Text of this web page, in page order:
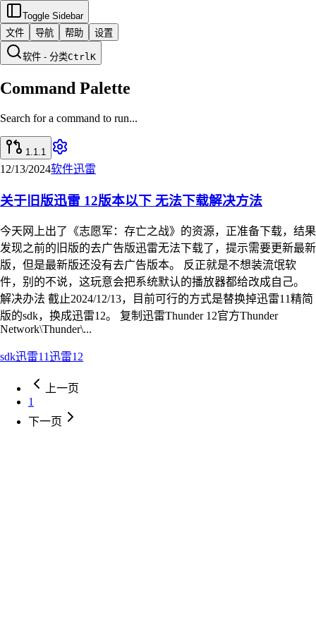
Toggle Sidebar
文件
导航 帮助 设置
软件 - 分类CtrlK
Command Palette
Search for a command to run...
1.1.1
12/13/2024软件迅雷
关于旧版迅雷 12版本以下 无法下载解决方法
今天网上出了《志愿军：存亡之战》的资源，正准备下载，结果
发现之前的旧版的去广告版迅雷无法下载了，提示需要更新最新
版，但是最新版还没有去广告版本。 反正就是不想装流氓软
件，别的不说，这玩意会把系统默认的播放器都给改成自己。
解决办法 截止2024/12/13，目前可行的方式是替换掉迅雷11精简
版的sdk，换成迅雷12。 复制迅雷Thunder 12官方Thunder
Network\Thunder\...
sdk迅雷11迅雷12
上一页
1
下一页